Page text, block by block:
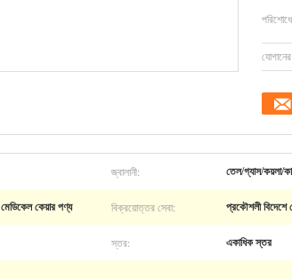
জ্বালানী: তেল/গ্যাস/কয়লা/
কেয়ার পণ্য বিক্রয়োত্তর সেবা: প্রকৌশলী বিদেশে
স্তর: একাধিক স্তর